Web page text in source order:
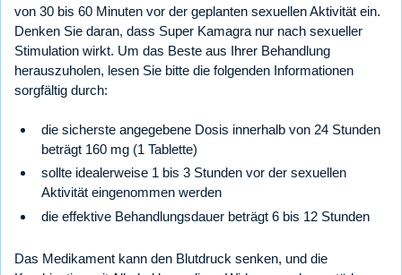
von 30 bis 60 Minuten vor der geplanten sexuellen Aktivität ein.
Denken Sie daran, dass Super Kamagra nur nach sexueller
Stimulation wirkt. Um das Beste aus Ihrer Behandlung
herauszuholen, lesen Sie bitte die folgenden Informationen
sorgfältig durch:
die sicherste angegebene Dosis innerhalb von 24 Stunden
beträgt 160 mg (1 Tablette)
sollte idealerweise 1 bis 3 Stunden vor der sexuellen
Aktivität eingenommen werden
die effektive Behandlungsdauer beträgt 6 bis 12 Stunden
Das Medikament kann den Blutdruck senken, und die